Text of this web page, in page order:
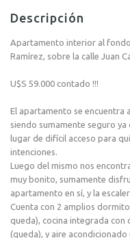
Descripción
Apartamento interior al
Ramírez, sobre la calle Juan
U$S 59.000 contado !!!
El apartamento se encuentra
siendo sumamente seguro ya
lugar de difícil acceso para
intenciones.
Luego del mismo nos
muy bonito, sumamente
apartamento en sí, y la
Cuenta con 2 amplios
queda), cocina integrada
(queda), y aire acondicionado